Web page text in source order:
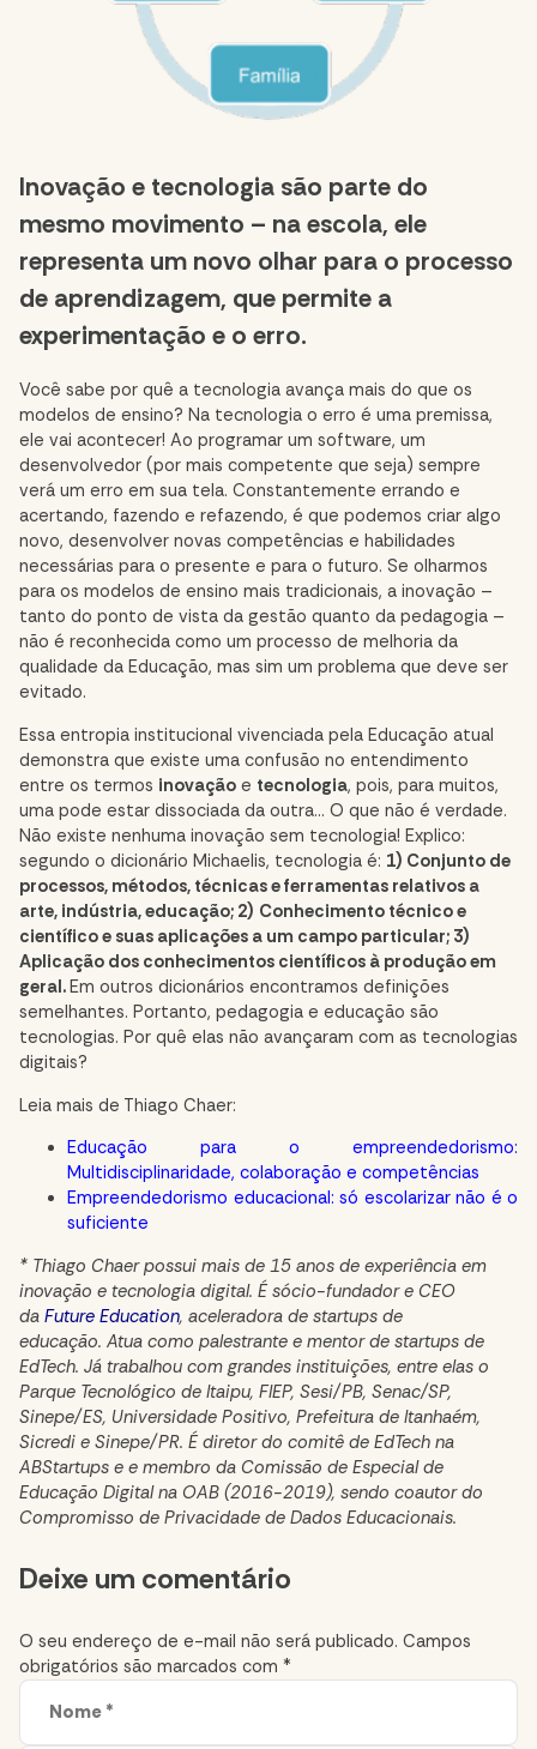
Inovação e tecnologia são parte do
mesmo movimento – na escola, ele
representa um novo olhar para o processo
de aprendizagem, que permite a
experimentação e o erro.
Você sabe por quê a tecnologia avança mais do que os
modelos de ensino? Na tecnologia o erro é uma premissa,
ele vai acontecer! Ao programar um software, um
desenvolvedor (por mais competente que seja) sempre
verá um erro em sua tela. Constantemente errando e
acertando, fazendo e refazendo, é que podemos criar algo
novo, desenvolver novas competências e habilidades
necessárias para o presente e para o futuro. Se olharmos
para os modelos de ensino mais tradicionais, a inovação –
tanto do ponto de vista da gestão quanto da pedagogia –
não é reconhecida como um processo de melhoria da
qualidade da Educação, mas sim um problema que deve ser
evitado.
Essa entropia institucional vivenciada pela Educação atual
demonstra que existe uma confusão no entendimento
entre os termos inovação e tecnologia, pois, para muitos,
uma pode estar dissociada da outra… O que não é verdade.
Não existe nenhuma inovação sem tecnologia! Explico:
segundo o dicionário Michaelis, tecnologia é: 1) Conjunto de
processos, métodos, técnicas e ferramentas relativos a
arte, indústria, educação; 2) Conhecimento técnico e
científico e suas aplicações a um campo particular; 3)
Aplicação dos conhecimentos científicos à produção em
geral.Em outros dicionários encontramos definições
semelhantes. Portanto, pedagogia e educação são
tecnologias. Por quê elas não avançaram com as tecnologias
digitais?
Leia mais de Thiago Chaer:
Educação para o empreendedorismo:
Multidisciplinaridade, colaboração e competências
Empreendedorismo educacional: só escolarizar não é o
suficiente
* Thiago Chaer possui mais de 15 anos de experiência em
inovação e tecnologia digital. É sócio-fundador e CEO
da Future Education, aceleradora de startups de
educação. Atua como palestrante e mentor de startups de
EdTech. Já trabalhou com grandes instituições, entre elas o
Parque Tecnológico de Itaipu, FIEP, Sesi/PB, Senac/SP,
Sinepe/ES, Universidade Positivo, Prefeitura de Itanhaém,
Sicredi e Sinepe/PR. É diretor do comitê de EdTech na
ABStartups e e membro da Comissão de Especial de
Educação Digital na OAB (2016-2019), sendo coautor do
Compromisso de Privacidade de Dados Educacionais.
Comment
section
Deixe um comentário
O seu endereço de e-mail não será publicado. Campos
obrigatórios são marcados com *